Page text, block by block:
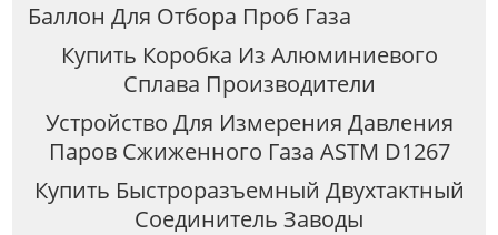
Баллон Для Отбора Проб Газа
Купить Коробка Из Алюминиевого
Сплава Производители
Устройство Для Измерения Давления
Паров Сжиженного Газа ASTM D1267
Купить Быстроразъемный Двухтактный
Соединитель Заводы